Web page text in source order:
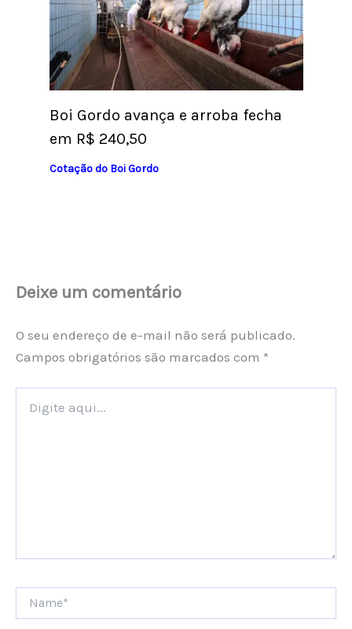
Boi Gordo avança e arroba fecha
em R$ 240,50
Cotação do Boi Gordo
Deixe um comentário
O seu endereço de e-mail não será publicado.
Campos obrigatórios são marcados com *
aqui...